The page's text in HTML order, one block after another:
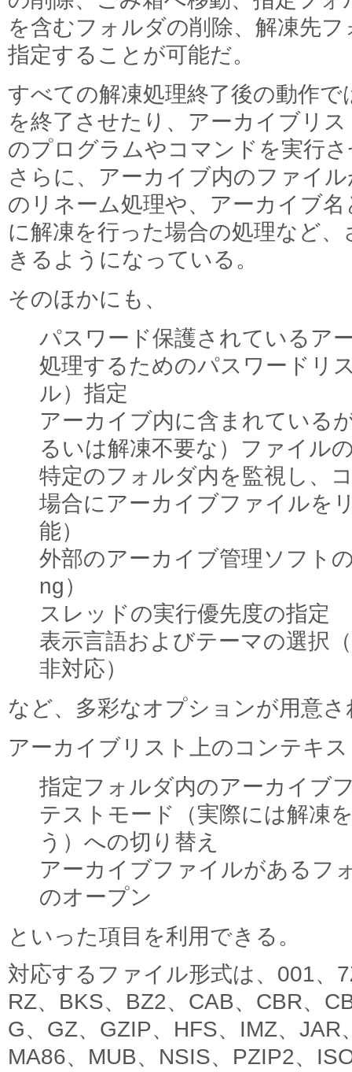
を含むフォルダの削除、解凍先
指定することが可能だ。
すべての解凍処理終了後の動作で
を終了させたり、アーカイブリ
のプログラムやコマンドを実行
さらに、アーカイブ内のファイ
のリネーム処理や、アーカイブ
に解凍を行った場合の処理など
きるようになっている。
そのほかにも、
パスワード保護されているア
処理するためのパスワードリ
ル）指定
アーカイブ内に含まれている
るいは解凍不要な）ファイル
特定のフォルダ内を監視し、
場合にアーカイブファイルを
能）
外部のアーカイブ管理ソフト
ng）
スレッドの実行優先度の指定
表示言語およびテーマの選択
非対応）
など、多彩なオプションが用意
アーカイブリスト上のコンテキ
指定フォルダ内のアーカイブ
テストモード（実際には解凍
う）への切り替え
アーカイブファイルがあるフ
のオープン
といった項目を利用できる。
対応するファイル形式は、001、
RZ、BKS、BZ2、CAB、CBR、
G、GZ、GZIP、HFS、IMZ、
MA86、MUB、NSIS、PZIP2、